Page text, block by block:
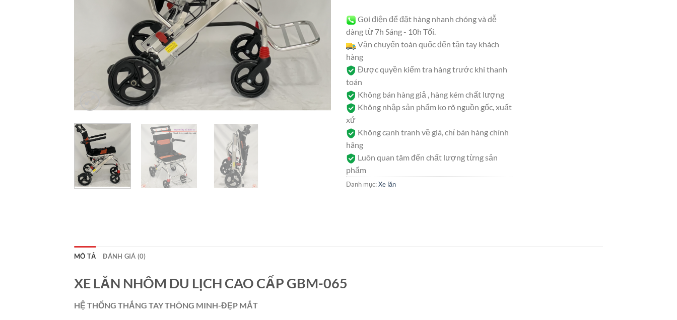
Gọi điện để đặt hàng nhanh chóng và dễ
dàng từ 7h Sáng - 10h Tối.
Vận chuyển toàn quốc đến tận tay khách
hàng
Được quyền kiểm tra hàng trước khi thanh
toán
Không bán hàng giả , hàng kém chất lượng
Không nhập sản phẩm ko rõ nguồn gốc, xuất
xứ
Không cạnh tranh về giá, chỉ bán hàng chính
hãng
Luôn quan tâm đến chất lượng từng sản
phẩm
Danh mục:Xe lăn
MÔ TẢ ĐÁNH GIÁ (0)
XE LĂN NHÔM DU LỊCH CAO CẤP GBM-065
HỆ THỐNG THẮNG TAY THÔNG MINH-ĐẸP MẮT